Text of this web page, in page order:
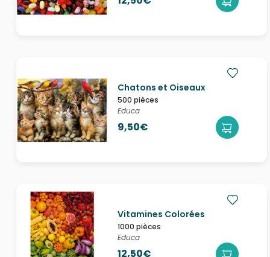
Chatons et Oiseaux
500 pièces
Educa
9,50€
Vitamines Colorées
1000 pièces
Educa
12,50€